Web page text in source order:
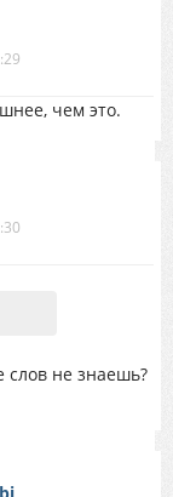
чем это.
не знаешь?